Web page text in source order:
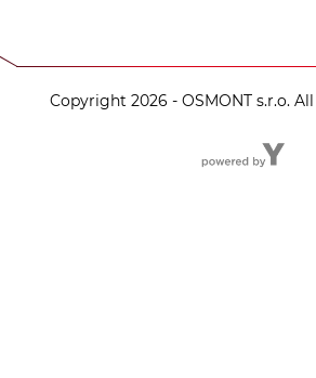
Copyright 2026 - OSMONT s.r.o.